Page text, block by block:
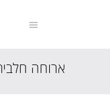
ארוחה